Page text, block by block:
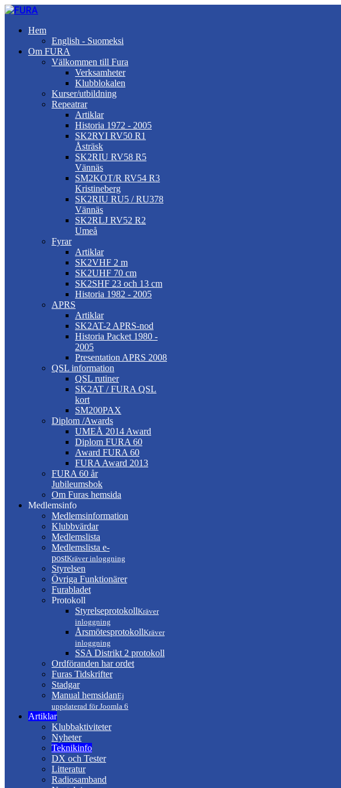
Hem
English - Suomeksi
Om FURA
Välkommen till Fura
Verksamheter
Klubblokalen
Kurser/utbildning
Repeatrar
Artiklar
Historia 1972 - 2005
SK2RYI RV50 R1
Åsträsk
SK2RIU RV58 R5
Vännäs
SM2KOT/R RV54 R3
Kristineberg
SK2RIU RU5 / RU378
Vännäs
SK2RLJ RV52 R2
Umeå
Fyrar
Artiklar
SK2VHF 2 m
SK2UHF 70 cm
SK2SHF 23 och 13 cm
Historia 1982 - 2005
APRS
Artiklar
SK2AT-2 APRS-nod
Historia Packet 1980 -
2005
Presentation APRS 2008
QSL information
QSL rutiner
SK2AT / FURA QSL
kort
SM200PAX
Diplom /Awards
UMEÅ 2014 Award
Diplom FURA 60
Award FURA 60
FURA Award 2013
FURA 60 år
Jubileumsbok
Om Furas hemsida
Medlemsinfo
Medlemsinformation
Klubbvärdar
Medlemslista
Medlemslista e-
postKräver inloggning
Styrelsen
Övriga Funktionärer
Furabladet
Protokoll
StyrelseprotokollKräver
inloggning
ÅrsmötesprotokollKräver
inloggning
SSA Distrikt 2 protokoll
Ordföranden har ordet
Furas Tidskrifter
Stadgar
Manual hemsidanEj
uppdaterad för Joomla 6
Artiklar
Klubbaktiviteter
Nyheter
Teknikinfo
DX och Tester
Litteratur
Radiosamband